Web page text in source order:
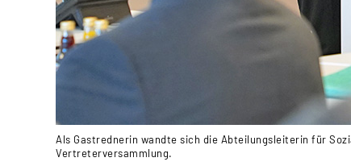
Als Gastrednerin wandte sich die Abteilungsleiterin für
Vertreterversammlung.